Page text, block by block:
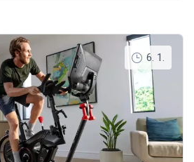
6. 1.